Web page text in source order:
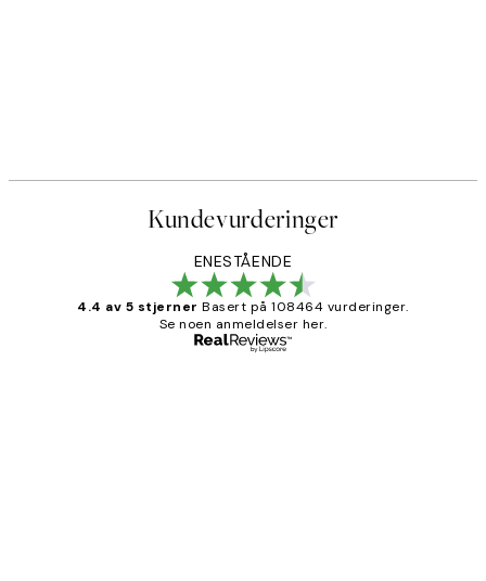
Kundevurderinger
ENESTÅENDE
4.4 av 5 stjerner Basert på 108464 vurderinger.
Se noen anmeldelser her.